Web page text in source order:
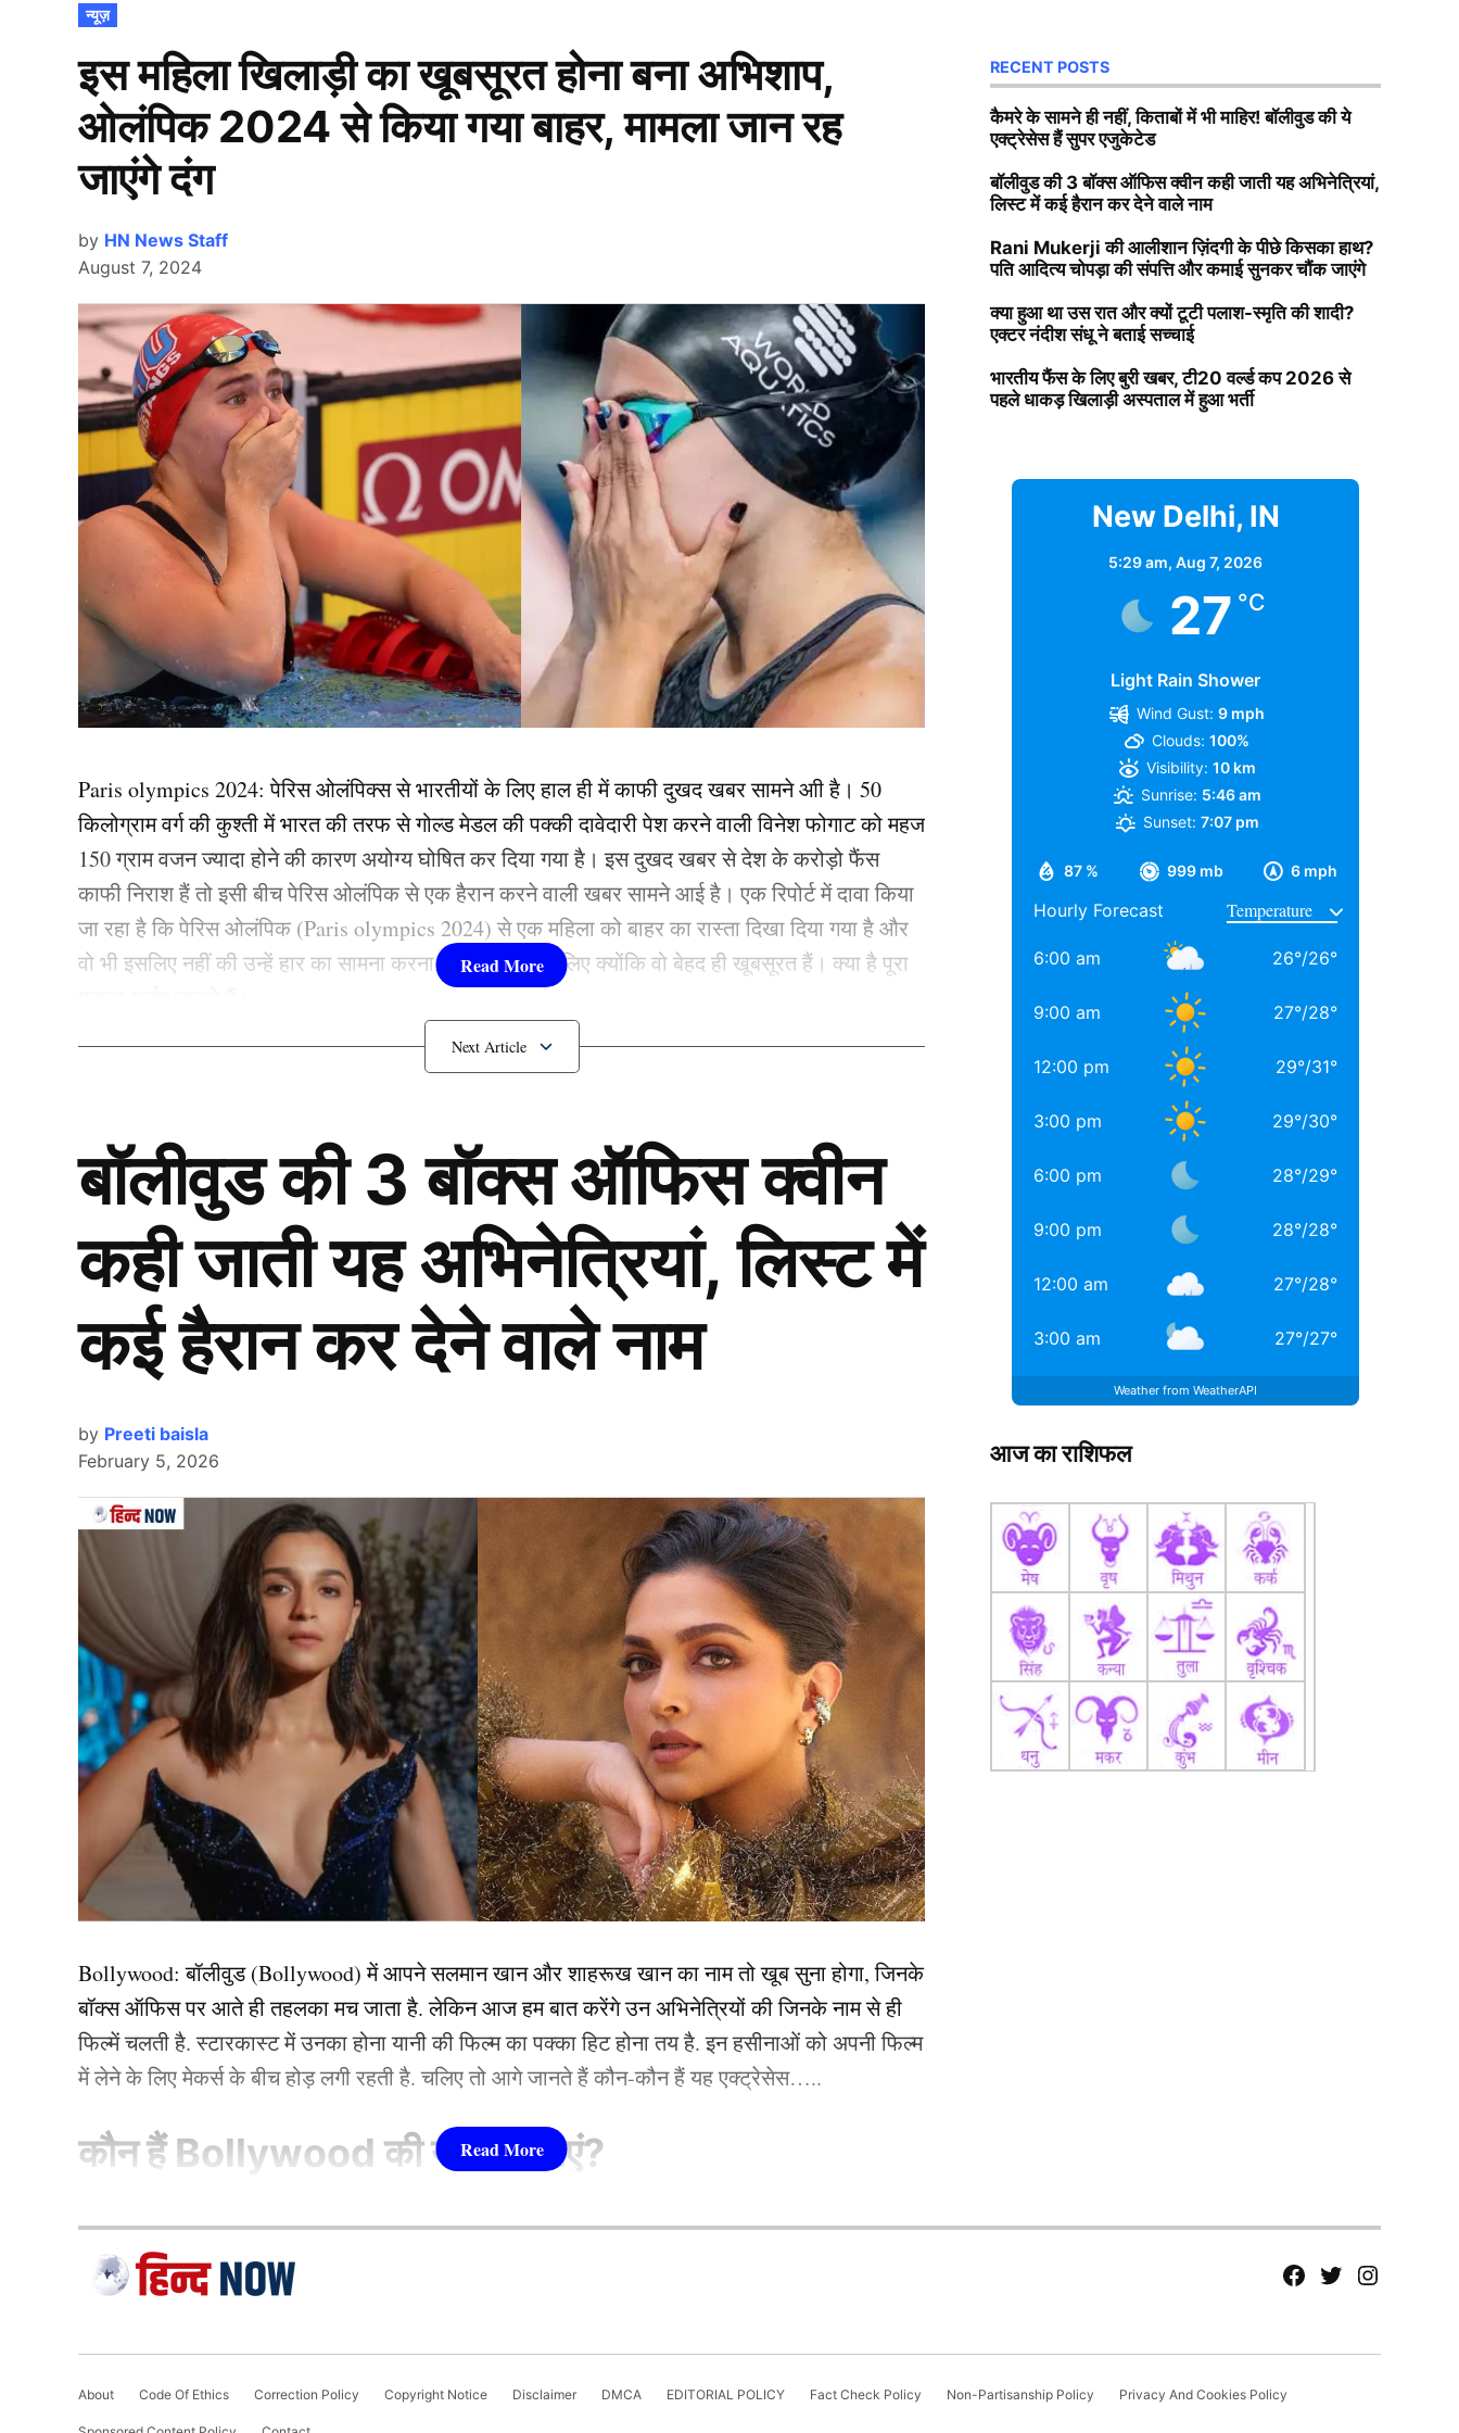
POSTED
IN
न्यूज़
इस महिला खिलाड़ी का खूबसूरत होना बना अभिशाप,
ओलंपिक 2024 से किया गया बाहर, मामला जान रह
जाएंगे दंग
by HN News Staff
August 7, 2024
Paris olympics 2024: पेर‍िस ओलंप‍िक्‍स से भारतीयों के ल‍िए हाल ही में काफी दुखद खबर सामने आी है। 50
किलोग्राम वर्ग की कुश्‍ती में भारत की तरफ से गोल्‍ड मेडल की पक्की दावेदारी पेश करने वाली व‍िनेश फोगाट को महज
150 ग्राम वजन ज्‍यादा होने की कारण अयोग्य घोषित कर दिया गया है। इस दुखद खबर से देश के करोड़ो फैंस
काफी निराश हैं तो इसी बीच पेरिस ओलंपिक से एक हैरान करने वाली खबर सामने आई है। एक रिपोर्ट में दावा किया
जा रहा है कि पेरिस ओलंपिक (Paris olympics 2024) से एक महिला को बाहर का रास्ता दिखा दिया गया है और
वो भी इसलिए नहीं की उन्हें हार का सामना करना पड़ा है बल्कि इसलिए क्योंकि वो बेहद ही खूबसूरत हैं। क्या है पूरा
खिलाड़ी खूबसूरती की वजह से हुई बाहर
Paris Olympics 2024
पेरिस ओलंपिक (Paris olympics 2024) में कई तरह के धांधली के आरोप लगाए जा रहे हैं। हाल ही में ‘पुरुष’ का
मुकाबला महिला से कराने पर भी काफी विवाद हुआ था और अब एक खिलाड़ी को खूबसूरती की वजह से बाहर करने
की बात सामने आ रही है। दावा किया जा रहा है कि पैराग्वे की स्टार तैराक लुआना अलोंसो को सिर्फ इसलिए बाहर
का रास्ता दिखाया गया क्योंकि वो काफी खूबसूरत थी और उनकी ये खूबसूरती टीम के दूसरे खिलाड़ियों का ध्यान
भटका रही थी।
पेरिस ओलंपिक 2024 की शुरुआत से ही लुआना अलोंसो की खूबसूरती की काफी चर्चा हो रही थी। अपनी खूबसूरती
से लुआना खिलाड़ियों और दर्शकों का ध्यान आकर्षित कर रही है। एक रिपोर्ट में दावा किया गया है कि लुआना को
अपनी खूबसूरती की कीमत चुकानी पड़ी और उन्हें ओलंपिक विलेज को खाली करने का फरमान सुना दिया गया।
छुपकर डिज्नीलैंड घूमने गई थीं लुआना
बॉलीवुड की 3 बॉक्स ऑफिस क्वीन
कही जाती यह अभिनेत्रियां, लिस्ट में
कई हैरान कर देने वाले नाम
by Preeti baisla
February 5, 2026
Bollywood:बॉलीवुड (Bollywood)में आपने सलमान खान और शाहरूख खान का नाम तो खूब सुना होगा, जिनके
बॉक्स ऑफिस पर आते ही तहलका मच जाता है. लेकिन आज हम बात करेंगे उन अभिनेत्रियों की जिनके नाम से ही
फिल्में चलती है. स्टारकास्ट में उनका होना यानी की फिल्म का पक्का हिट होना तय है. इन हसीनाओं को अपनी फिल्म
में लेने के लिए मेकर्स के बीच होड़ लगी रहती है. चलिए तो आगे जानते हैं कौन-कौन हैं यह एक्ट्रेसेस…..
कौन हैंBollywood की यह हसीनाएं?
1.दीपिका पादुकोण ( Deepika Padukone)
RECENT POSTS
कैमरे के सामने ही नहीं, किताबों में भी माहिर! बॉलीवुड की ये
एक्ट्रेसेस हैं सुपर एजुकेटेड
बॉलीवुड की 3 बॉक्स ऑफिस क्वीन कही जाती यह अभिनेत्रियां,
लिस्ट में कई हैरान कर देने वाले नाम
Rani Mukerji की आलीशान ज़िंदगी के पीछे किसका हाथ?
पति आदित्य चोपड़ा की संपत्ति और कमाई सुनकर चौंक जाएंगे
क्या हुआ था उस रात और क्यों टूटी पलाश-स्मृति की शादी?
एक्टर नंदीश संधू ने बताई सच्चाई
भारतीय फैंस के लिए बुरी खबर, टी20 वर्ल्ड कप 2026 से
पहले धाकड़ खिलाड़ी अस्पताल में हुआ भर्ती
New Delhi, IN
5:29 am, Aug 7, 2026
27 °C
Light Rain Shower
87 % 999 mb 6 mph
Wind Gust: 9 mph
Clouds: 100%
Visibility: 10 km
Sunrise: 5:46 am
Sunset: 7:07 pm
Hourly Forecast
6:00 am 26°/26°
9:00 am 27°/28°
12:00 pm 29°/31°
3:00 pm 29°/30°
6:00 pm 28°/29°
9:00 pm 28°/28°
12:00 am 27°/28°
3:00 am 27°/27°
Weather from WeatherAPI
आज का राशिफल
fb Tw tw
About Code Of Ethics Correction Policy Copyright Notice Disclaimer DMCA EDITORIAL POLICY Fact Check Policy Non-Partisanship Policy Privacy And Cookies Policy